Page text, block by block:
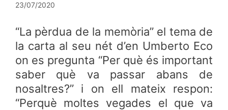
23/07/2020
“La pèrdua de la memòria” el tema de
la carta al seu nét d’en Umberto Eco
on es pregunta “Per què és important
saber què va passar abans de
nosaltres?” i on ell mateix respon:
“Perquè moltes vegades el que va